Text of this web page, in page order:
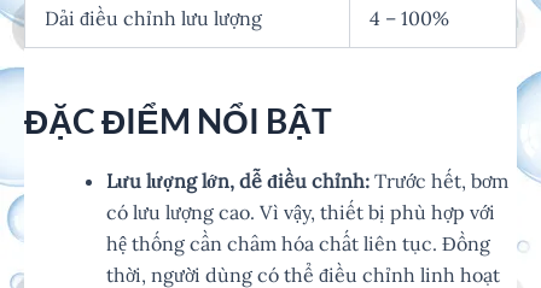
Dải điều chỉnh lưu lượng 4 – 100%
ĐẶC ĐIỂM NỔI BẬT
Lưu lượng lớn, dễ điều chỉnh: Trước hết, bơm
có lưu lượng cao. Vì vậy, thiết bị phù hợp với
hệ thống cần châm hóa chất liên tục. Đồng
thời, người dùng có thể điều chỉnh linh hoạt